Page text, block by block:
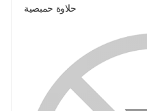
حلاوة حمبصية